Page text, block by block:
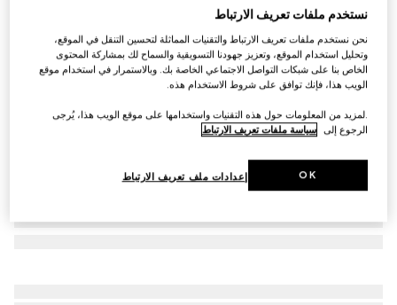
نظارات شمسية بإطار نافيجاتور
تنويعاتمعدن بلمسات نهائية ذهبية
نستخدم ملفات تعريف الارتباط
نحن نستخدم ملفات تعريف الارتباط والتقنيات المماثلة لتحسين التنقل في الموقع،
وتحليل استخدام الموقع، وتعزيز جهودنا التسويقية والسماح لك بمشاركة المحتوى
الخاص بنا على شبكات التواصل الاجتماعي الخاصة بك. وبالاستمرار في استخدام موقع
الويب هذا، فإنك توافق على شروط الاستخدام هذه.
.لمزيد من المعلومات حول هذه التقنيات واستخدامها على موقع الويب هذا، يُرجى
الرجوع إلى سياسة ملفات تعريف الارتباط
إعدادات ملف تعريف الارتباط OK